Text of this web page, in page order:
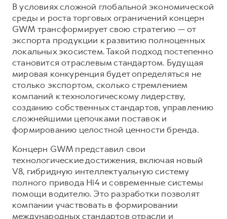
В условиях сложной глобальной экономической
среды и роста торговых ограничений концерн
GWM трансформирует свою стратегию — от
экспорта продукции к развитию полноценных
локальных экосистем. Такой подход постепенно
становится отраслевым стандартом. Будущая
мировая конкуренция будет определяться не
столько экспортом, сколько стремлением
компаний к технологическому лидерству,
созданию собственных стандартов, управлению
сложнейшими цепочками поставок и
формированию целостной ценности бренда.
Концерн GWM представил свои
технологические достижения, включая новый
V8, гибридную интеллектуальную систему
полного привода Hi4 и современные системы
помощи водителю. Это разработки позволят
компании участвовать в формировании
международных стандартов отрасли и